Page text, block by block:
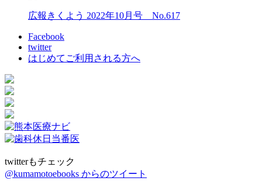
広報きくよう 2022年10月号 No.617
Facebook
twitter
はじめてご利用される方へ
twitterもチェック
@kumamotoebooks からのツイート